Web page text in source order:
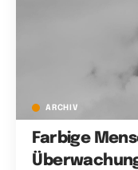
ARCHIV
Farbige